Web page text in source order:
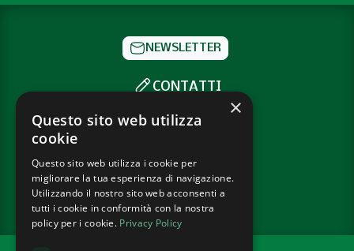
NEWSLETTER
CONTATTI
SOCIAL
PRIVACY POLICY
COOKIE POLICY
×
Questo sito web utilizza
cookie
Questo sito web utilizza i cookie per
migliorare la tua esperienza di navigazione.
Utilizzando il nostro sito web acconsenti a
tutti i cookie in conformità con la nostra
policy per i cookie. Privacy Policy